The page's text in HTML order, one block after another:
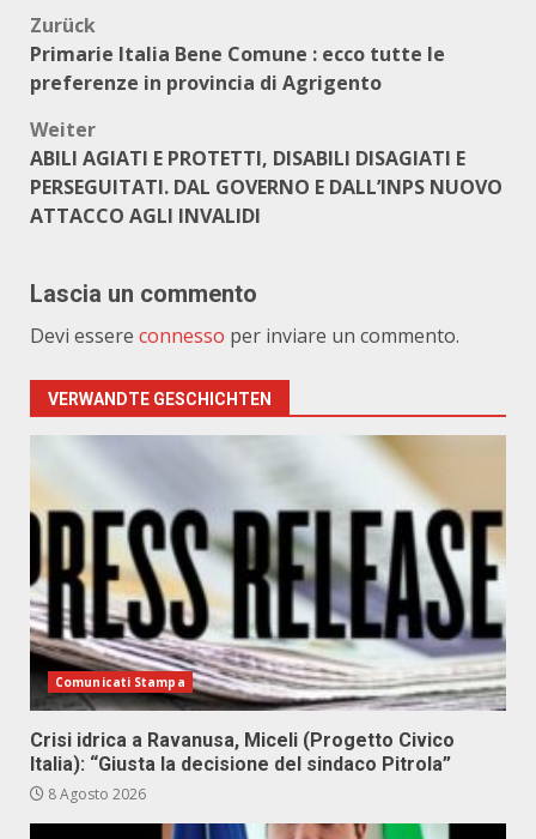
Beitragsnavigation
Zurück
Primarie Italia Bene Comune : ecco tutte le
preferenze in provincia di Agrigento
Weiter
ABILI AGIATI E PROTETTI, DISABILI DISAGIATI E
PERSEGUITATI. DAL GOVERNO E DALL’INPS NUOVO
ATTACCO AGLI INVALIDI
Lascia un commento
Devi essere connesso per inviare un commento.
VERWANDTE GESCHICHTEN
Comunicati Stampa
Crisi idrica a Ravanusa, Miceli (Progetto Civico
Italia): “Giusta la decisione del sindaco Pitrola”
8 Agosto 2026